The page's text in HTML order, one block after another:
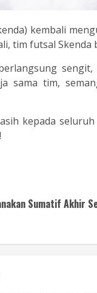
kembali
tim futsal Skenda
sengit,
sama tim,
kepada
Sumatif Akhir